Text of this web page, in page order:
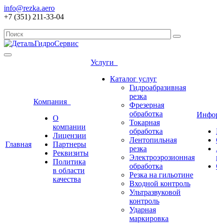
info@rezka.aero
+7 (351) 211-33-04
Главная
Компания
О
компании
Лицензии
Партнеры
Реквизиты
Политика
в области
качества
Услуги
Каталог услуг
Гидроабразивная
резка
Фрезерная
обработка
Токарная
обработка
Лентопильная
резка
Электроэрозионная
обработка
Резка на гильотине
Входной контроль
Ультразвуковой
контроль
Ударная
маркировка